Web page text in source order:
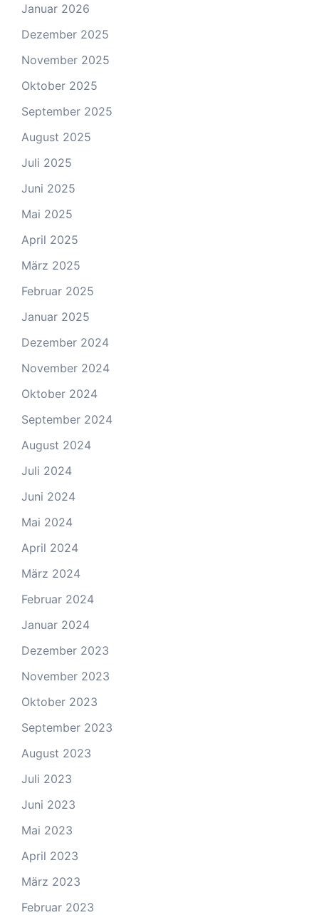
Januar 2026
Dezember 2025
November 2025
Oktober 2025
September 2025
August 2025
Juli 2025
Juni 2025
Mai 2025
April 2025
März 2025
Februar 2025
Januar 2025
Dezember 2024
November 2024
Oktober 2024
September 2024
August 2024
Juli 2024
Juni 2024
Mai 2024
April 2024
März 2024
Februar 2024
Januar 2024
Dezember 2023
November 2023
Oktober 2023
September 2023
August 2023
Juli 2023
Juni 2023
Mai 2023
April 2023
März 2023
Februar 2023